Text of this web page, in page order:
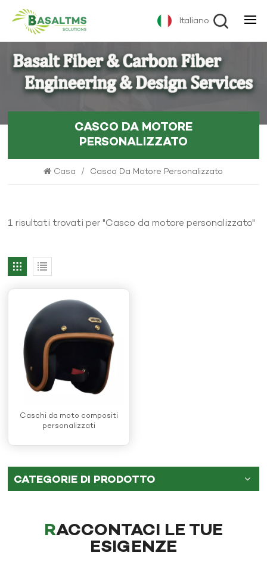
Italiano
CASCO DA MOTORE
PERSONALIZZATO
Casa / Casco Da Motore Personalizzato
1 risultati trovati per "Casco da motore personalizzato"
Caschi da moto compositi
personalizzati
CATEGORIE DI PRODOTTO
RACCONTACI LE TUE
ESIGENZE